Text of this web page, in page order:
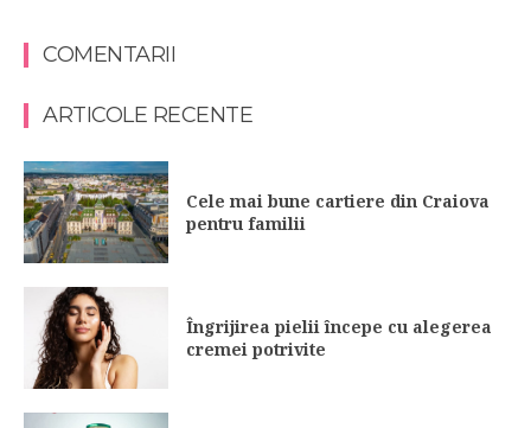
COMENTARII
ARTICOLE RECENTE
Cele mai bune cartiere din Craiova
pentru familii
Îngrijirea pielii începe cu alegerea
cremei potrivite